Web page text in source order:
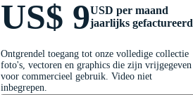
US$ 9USD per maand
jaarlijks gefactureerd
Ontgrendel toegang tot onze volledige collectie
foto's, vectoren en graphics die zijn vrijgegeven
voor commercieel gebruik. Video niet
inbegrepen.